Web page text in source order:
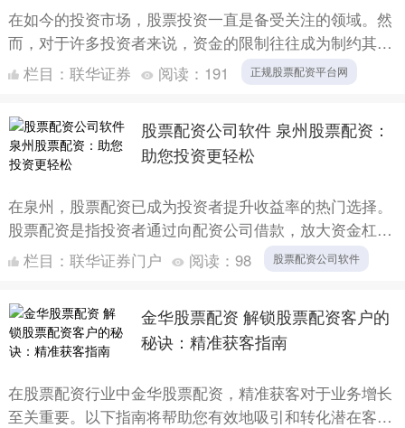
在如今的投资市场，股票投资一直是备受关注的领域。然
而，对于许多投资者来说，资金的限制往往成为制约其投
资收益的一大瓶颈。股票配资作为一种创新的投资方式，
为投资者提....
栏目： 联华证券 阅读： 191 正规股票配资平台网
股票配资公司软件 泉州股票配资：
助您投资更轻松
在泉州，股票配资已成为投资者提升收益率的热门选择。
股票配资是指投资者通过向配资公司借款，放大资金杠
杆，从而提高投资收益。 1. 了解配资公司：选择一家信
誉良好的....
栏目： 联华证券门户 阅读： 98 股票配资公司软件
金华股票配资 解锁股票配资客户的
秘诀：精准获客指南
在股票配资行业中金华股票配资，精准获客对于业务增长
至关重要。以下指南将帮助您有效地吸引和转化潜在客